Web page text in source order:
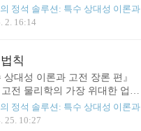
이게 정답인지 확신이 가지
고 어떻게 풀어야 할지 실마
석 솔루션: 특수 상대성 이론과
뉴턴, 맥스웰 이론의 기초인
레너드 서스킨드의 강의를 엮
로 서스킨드의 강좌 수강생이
드먼이 '초심자'의 입장에서 책
을 스스로 기를 수 있는 연습
이게 정답인지 확신이 가지
고 어떻게 풀어야 할지 실마
정석 솔루션: 특수 상대성 이론과
2. 16:14
칙
상대성 이론과 고전 장론 편』
전 물리학의 가장 위대한 업적
뉴턴, 맥스웰 이론의 기초인
레너드 서스킨드의 강의를 엮
정석 솔루션: 특수 상대성 이론과
25. 10:27